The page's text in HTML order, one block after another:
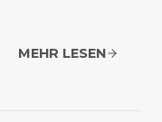
MEHR LESEN